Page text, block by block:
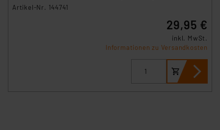
Artikel-Nr. 144741
29,95 €
inkl. MwSt.
Informationen zu Versandkosten